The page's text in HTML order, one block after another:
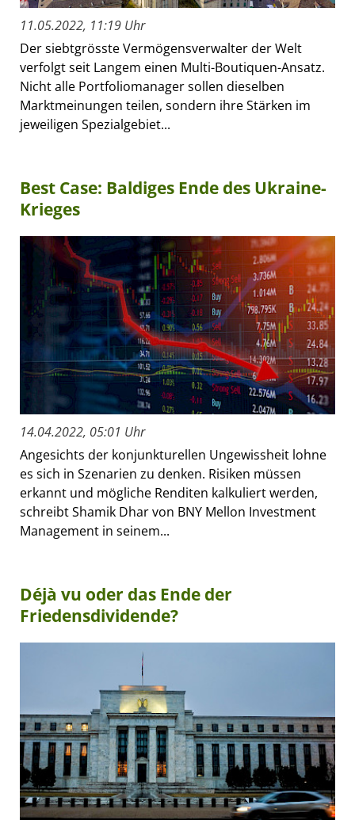
11.05.2022, 11:19 Uhr
Der siebtgrösste Vermögensverwalter der Welt
verfolgt seit Langem einen Multi-Boutiquen-Ansatz.
Nicht alle Portfoliomanager sollen dieselben
Marktmeinungen teilen, sondern ihre Stärken im
jeweiligen Spezialgebiet...
Best Case: Baldiges Ende des Ukraine-
Krieges
14.04.2022, 05:01 Uhr
Angesichts der konjunkturellen Ungewissheit lohne
es sich in Szenarien zu denken. Risiken müssen
erkannt und mögliche Renditen kalkuliert werden,
schreibt Shamik Dhar von BNY Mellon Investment
Management in seinem...
Déjà vu oder das Ende der
Friedensdividende?